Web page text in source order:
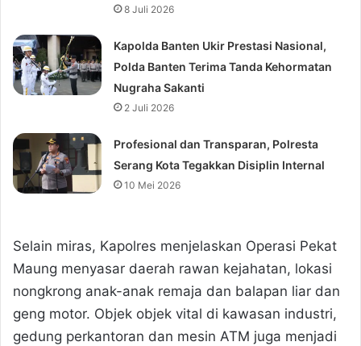
8 Juli 2026
Kapolda Banten Ukir Prestasi Nasional,
Polda Banten Terima Tanda Kehormatan
Nugraha Sakanti
2 Juli 2026
Profesional dan Transparan, Polresta
Serang Kota Tegakkan Disiplin Internal
10 Mei 2026
Selain miras, Kapolres menjelaskan Operasi Pekat
Maung menyasar daerah rawan kejahatan, lokasi
nongkrong anak-anak remaja dan balapan liar dan
geng motor. Objek objek vital di kawasan industri,
gedung perkantoran dan mesin ATM juga menjadi